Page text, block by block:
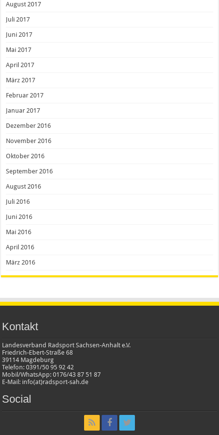
August 2017
Juli 2017
Juni 2017
Mai 2017
April 2017
März 2017
Februar 2017
Januar 2017
Dezember 2016
November 2016
Oktober 2016
September 2016
August 2016
Juli 2016
Juni 2016
Mai 2016
April 2016
März 2016
Kontakt
Landesverband Radsport Sachsen-Anhalt e.V.
Friedrich-Ebert-Straße 68
39114 Magdeburg
Telefon: 0391/50 95 92 42
Mobil/WhatsApp: 0176/43 87 51 87
E-Mail: info(at)radsport-sah.de
Social